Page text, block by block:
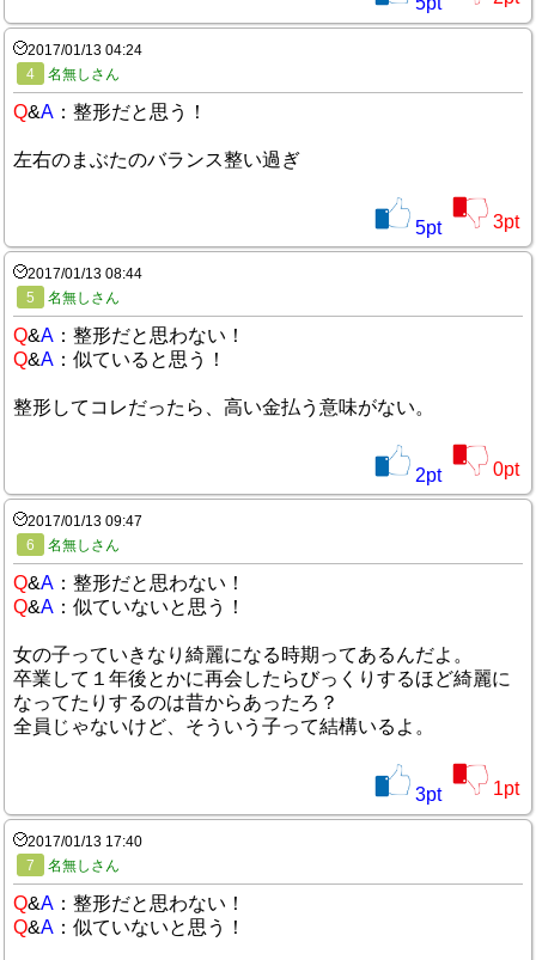
2017/01/13 04:24
4
名無しさん
Q&A ：整形だと思う！
左右のまぶたのバランス整い過ぎ
5pt 3pt
2017/01/13 08:44
5
名無しさん
Q&A ：整形だと思わない！
Q&A ：似ていると思う！
整形してコレだったら、高い金払う意味がない。
2pt 0pt
2017/01/13 09:47
6
名無しさん
Q&A ：整形だと思わない！
Q&A ：似ていないと思う！
女の子っていきなり綺麗になる時期ってあるんだよ。
卒業して１年後とかに再会したらびっくりするほど綺麗に
なってたりするのは昔からあったろ？
全員じゃないけど、そういう子って結構いるよ。
3pt 1pt
2017/01/13 17:40
7
名無しさん
Q&A ：整形だと思わない！
Q&A ：似ていないと思う！